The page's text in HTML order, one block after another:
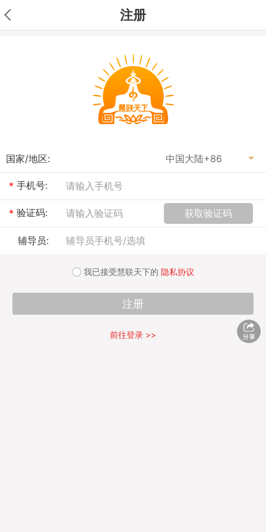
注册
国家/地区:
* 手机号:
* 验证码: 获取验证码
辅导员:
我已接受慧联天下的 隐私协议
前往登录 >>